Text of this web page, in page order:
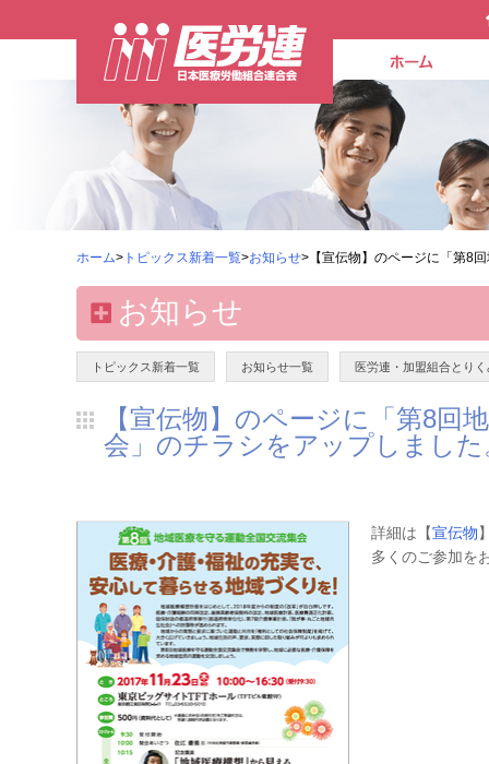
ホーム> トピックス新着一覧>お知らせ>【宣伝物】のページに「第8
お知らせ
トピックス新着一覧 お知らせ一覧 医労連・加盟組合とり
【宣伝物】のページに「第8回
会」のチラシをアップしました
詳細は【宣伝物
多くのご参加を